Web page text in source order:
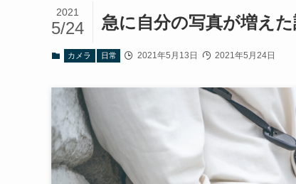
急に自分の写真が増え
2021
5/24
カメラ 日常 2021年5月13日 2021年5月24日